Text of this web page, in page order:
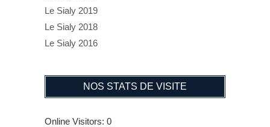
Le Sialy 2019
Le Sialy 2018
Le Sialy 2016
NOS STATS DE VISITE
Online Visitors: 0